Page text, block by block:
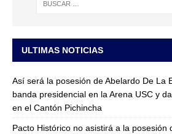
ULTIMAS NOTICIAS
Así será la posesión de Abelardo De La
banda presidencial en la Arena USC y
en el Cantón Pichincha
Pacto Histórico no asistirá a la posesión